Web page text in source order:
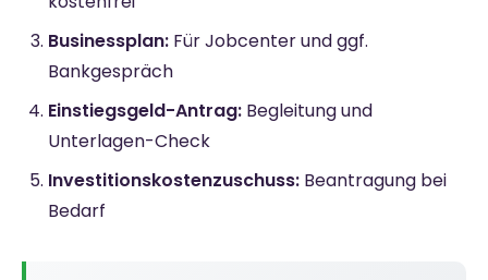
Businessplan: Für Jobcenter und ggf.
Bankgespräch
Einstiegsgeld-Antrag: Begleitung und
Unterlagen-Check
Investitionskostenzuschuss: Beantragung bei
Bedarf